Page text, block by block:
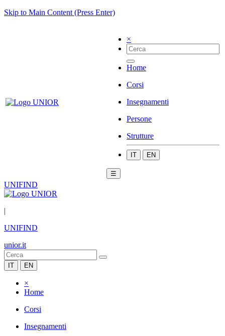
Skip to Main Content (Press Enter)
×
Home
Corsi
Insegnamenti
Persone
Strutture
IT EN
☰
UNIFIND
|
UNIFIND
unior.it
IT EN
×
Home
Corsi
Insegnamenti